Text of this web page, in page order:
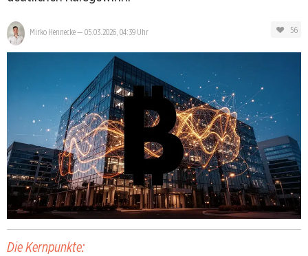
Mirko Hennecke— 05.03.2026, 04:39 Uhr 56
Die Kernpunkte: